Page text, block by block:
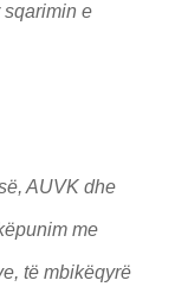
sqarimin e
AUVK dhe
me
të mbikëqyrë